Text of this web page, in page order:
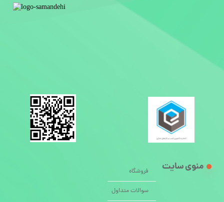
فروشگاه
سوالات متداول
منوی سایت